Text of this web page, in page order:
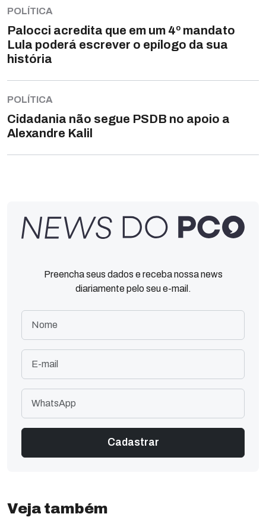
POLÍTICA
Palocci acredita que em um 4º mandato
Lula poderá escrever o epílogo da sua
história
POLÍTICA
Cidadania não segue PSDB no apoio a
Alexandre Kalil
Preencha seus dados e receba nossa news
diariamente pelo seu e-mail.
Veja também